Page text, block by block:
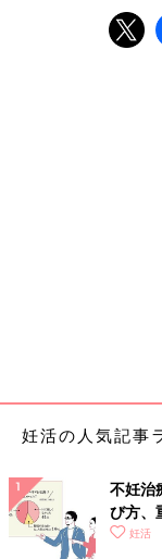
はできないね』と
妊活の人気記事
不妊治
び方、
妊活